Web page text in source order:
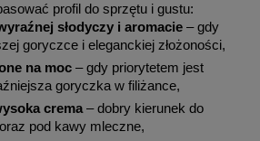
profil do sprzętu i gustu:
słodyczy i aromacie – gdy
goryczce i eleganckiej złożoności,
na moc – gdy priorytetem jest
goryczka w filiżance,
crema – dobry kierunek do
pod kawy mleczne,